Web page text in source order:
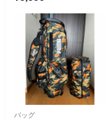
バッグ